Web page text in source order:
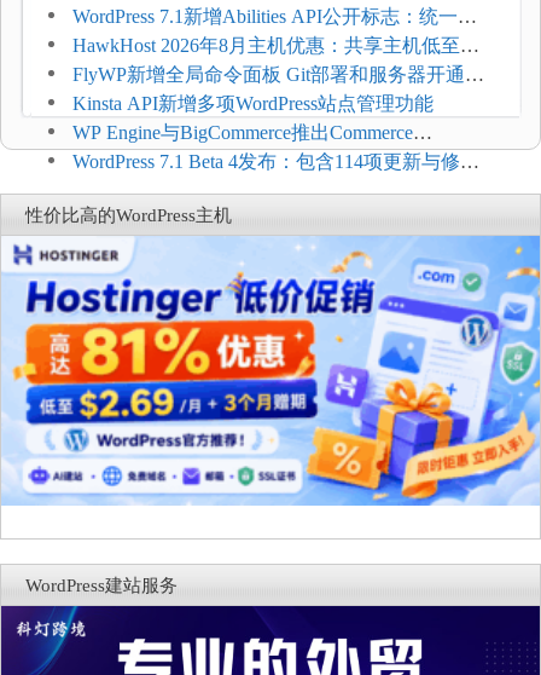
加方法
WordPress 7.1新增Abilities API公开标志：统一支
持REST API、MCP与AI代理
HawkHost 2026年8月主机优惠：共享主机低至
$2.61/月，高性能主机同步折扣
FlyWP新增全局命令面板 Git部署和服务器开通更
方便
Kinsta API新增多项WordPress站点管理功能
WP Engine与BigCommerce推出Commerce
Connect：WordPress商店可保留前台体验并扩展电
商能力
WordPress 7.1 Beta 4发布：包含114项更新与修
复，仅建议在测试环境体验
性价比高的WordPress主机
WordPress建站服务